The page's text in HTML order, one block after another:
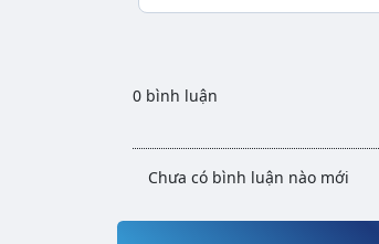
0 bình luận
Chưa có bình luận nào mới